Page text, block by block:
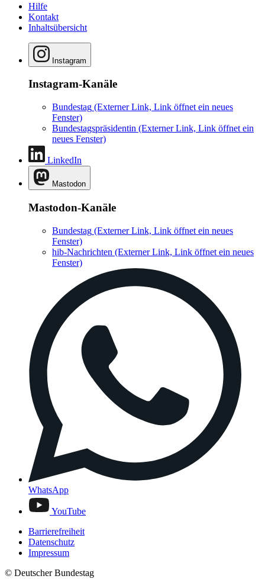
Hilfe
Kontakt
Inhaltsübersicht
Instagram
Instagram-Kanäle
Bundestag (Externer Link, Link öffnet ein neues
Fenster)
Bundestagspräsidentin (Externer Link, Link öffnet ein
neues Fenster)
LinkedIn
Mastodon
Mastodon-Kanäle
Bundestag (Externer Link, Link öffnet ein neues
Fenster)
hib-Nachrichten (Externer Link, Link öffnet ein neues
Fenster)
WhatsApp
YouTube
Barrierefreiheit
Datenschutz
Impressum
© Deutscher Bundestag